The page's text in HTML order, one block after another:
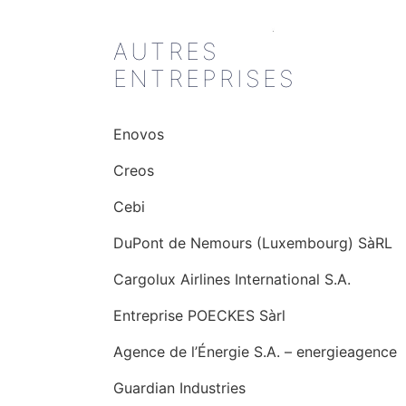
AUTRES
ENTREPRISES
Enovos
Creos
Cebi
DuPont de Nemours (Luxembourg) SàRL
Cargolux Airlines International S.A.
Entreprise POECKES Sàrl
Agence de l’Énergie S.A. – energieagence
Guardian Industries